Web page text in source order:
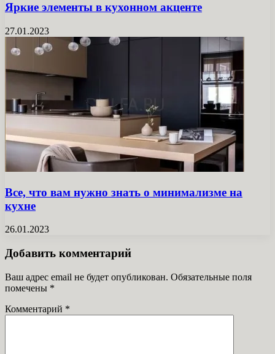
Яркие элементы в кухонном акценте
27.01.2023
Все, что вам нужно знать о минимализме на
кухне
26.01.2023
Добавить комментарий
Ваш адрес email не будет опубликован. Обязательные поля
помечены *
Комментарий *